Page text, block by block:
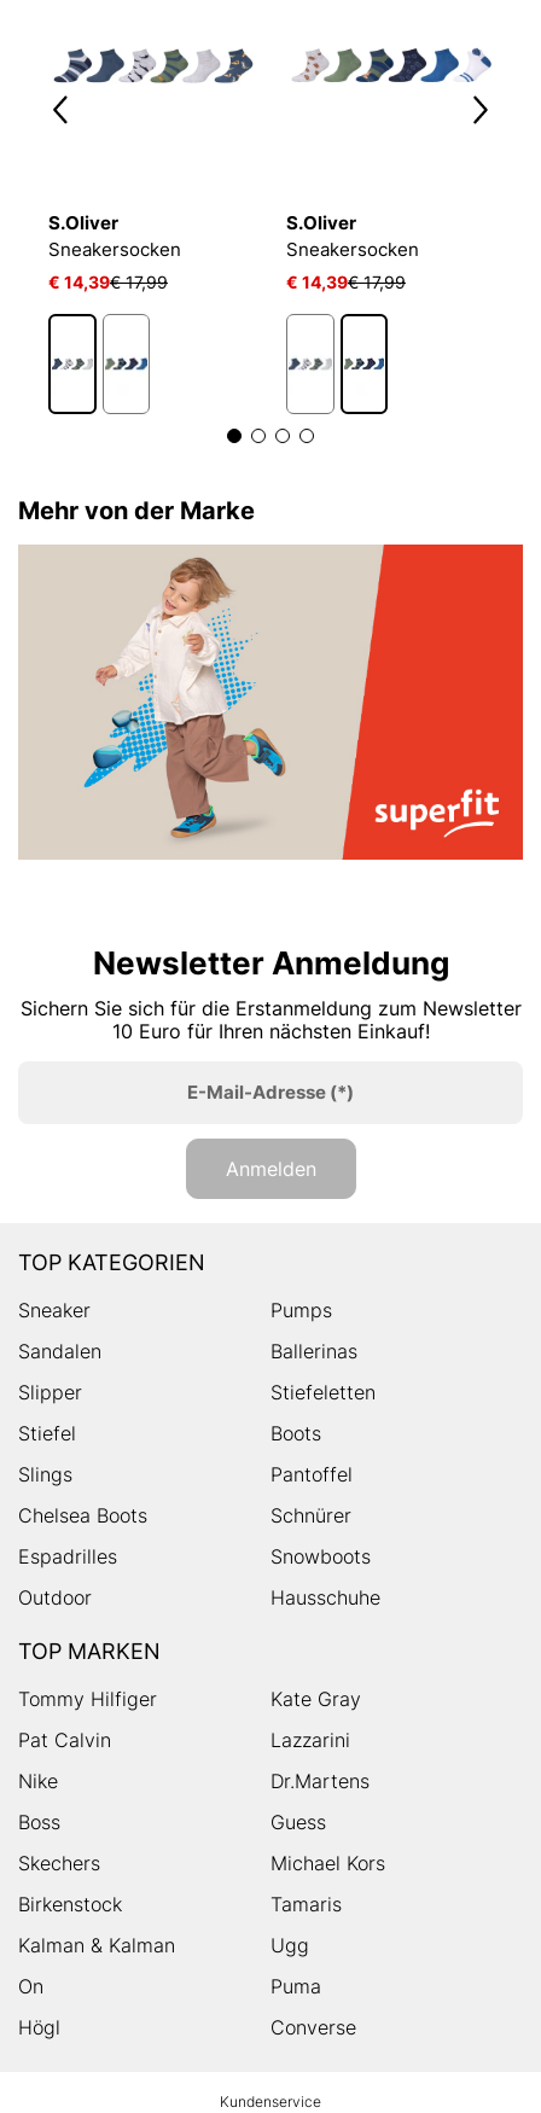
S.Oliver
Sneakersocken
€ 14,39€ 17,99
S.Oliver
Sneakersocken
€ 14,39€ 17,99
Mehr von der Marke
Newsletter Anmeldung
Sichern Sie sich für die Erstanmeldung zum Newsletter
10 Euro für Ihren nächsten Einkauf!
E-Mail-Adresse (*)
Anmelden
TOP KATEGORIEN
Sneaker
Pumps
Sandalen
Ballerinas
Slipper
Stiefeletten
Stiefel
Boots
Slings
Pantoffel
Chelsea Boots
Schnürer
Espadrilles
Snowboots
Outdoor
Hausschuhe
TOP MARKEN
Tommy Hilfiger
Kate Gray
Pat Calvin
Lazzarini
Nike
Dr.Martens
Boss
Guess
Skechers
Michael Kors
Birkenstock
Tamaris
Kalman & Kalman
Ugg
On
Puma
Högl
Converse
Kundenservice